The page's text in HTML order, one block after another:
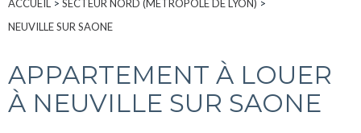
ACCUEIL > SECTEUR NORD (MÉTROPOLE DE LYON) >
NEUVILLE SUR SAONE
APPARTEMENT À LOUER
À NEUVILLE SUR SAONE